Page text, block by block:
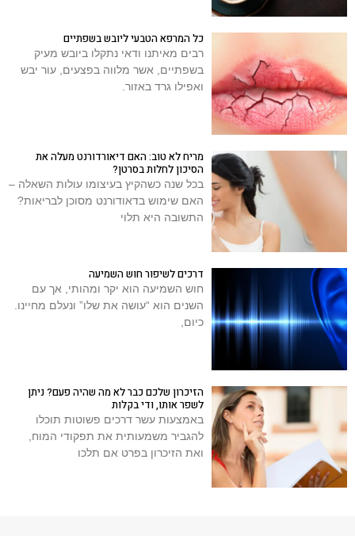
כל המרפא הטבעי ליובש בשפתיים
רבים מאיתנו ודאי נתקלו ביובש מעיק
בשפתיים, אשר מלווה בפצעים, עור יבש
ואפילו גרד באזור.
מריח לא טוב: האם דיאורדורנט מעלה את
הסיכון לחלות בסרטן?
בכל שנה כשהקיץ בעיצומו עולות השאלה –
האם שימוש בדאודורנט מסוכן לבריאות?
התשובה היא תלוי
דרכים לשיפור חוש השמיעה
חוש השמיעה הוא יקר ומהותי, אך עם
השנים הוא “עושה את שלו” ונעלם מחיינו.
כיום,
הזיכרון שלכם כבר לא מה שהיה פעם? ניתן
לשפר אותו, ודי בקלות
באמצעות עשר דרכים פשוטות תוכלו
להגביר משמעותית את תפקודי המוח,
ואת הזיכרון בפרט אם תלכו